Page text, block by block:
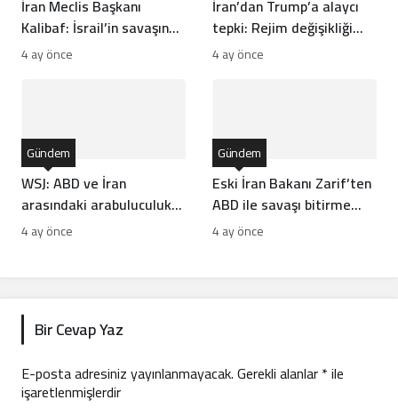
İran Meclis Başkanı
Kalibaf: İsrail’in savaşına
kararlı yanıt vereceğiz
4 ay önce
İran’dan Trump’a alaycı
tepki: Rejim değişikliği
ABD’de
4 ay önce
WSJ: ABD ve İran
arasındaki arabuluculuk
çabaları çıkmaza girdi
Gündem
4 ay önce
Eski İran Bakanı Zarif’ten
ABD ile savaşı bitirme
çağrısı
Gündem
4 ay önce
Bir Cevap Yaz
E-posta adresiniz yayınlanmayacak.Gerekli alanlar*ile
işaretlenmişlerdir